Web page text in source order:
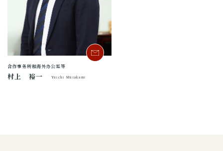
合作事务所和海外办公室等
村上 裕一 Yuichi Murakami